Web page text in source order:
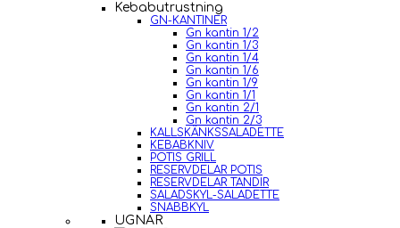
Kebabutrustning
GN-KANTINER
Gn kantin 1/2
Gn kantin 1/3
Gn kantin 1/4
Gn kantin 1/6
Gn kantin 1/9
Gn kantin 1/1
Gn kantin 2/1
Gn kantin 2/3
KALLSKÄNKSSALADETTE
KEBABKNIV
POTIS GRILL
RESERVDELAR POTIS
RESERVDELAR TANDIR
SALADSKYL-SALADETTE
SNABBKYL
UGNAR